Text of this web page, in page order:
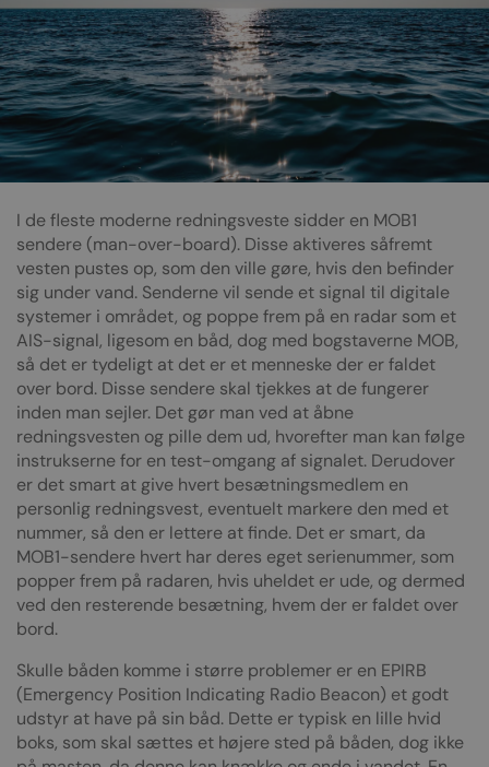
I de fleste moderne redningsveste sidder en MOB1
sendere (man-over-board). Disse aktiveres såfremt
vesten pustes op, som den ville gøre, hvis den befinder
sig under vand. Senderne vil sende et signal til digitale
systemer i området, og poppe frem på en radar som et
AIS-signal, ligesom en båd, dog med bogstaverne MOB,
så det er tydeligt at det er et menneske der er faldet
over bord. Disse sendere skal tjekkes at de fungerer
inden man sejler. Det gør man ved at åbne
redningsvesten og pille dem ud, hvorefter man kan følge
instrukserne for en test-omgang af signalet. Derudover
er det smart at give hvert besætningsmedlem en
personlig redningsvest, eventuelt markere den med et
nummer, så den er lettere at finde. Det er smart, da
MOB1-sendere hvert har deres eget serienummer, som
popper frem på radaren, hvis uheldet er ude, og dermed
ved den resterende besætning, hvem der er faldet over
bord.
Skulle båden komme i større problemer er en EPIRB
(Emergency Position Indicating Radio Beacon) et godt
udstyr at have på sin båd. Dette er typisk en lille hvid
boks, som skal sættes et højere sted på båden, dog ikke